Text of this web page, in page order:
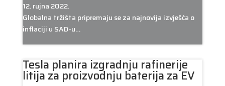
12. rujna 2022.
Globalna tržišta pripremaju se za najnovija izvješća o
inflaciji u SAD-u…
Tesla planira izgradnju rafinerije
litija za proizvodnju baterija za EV